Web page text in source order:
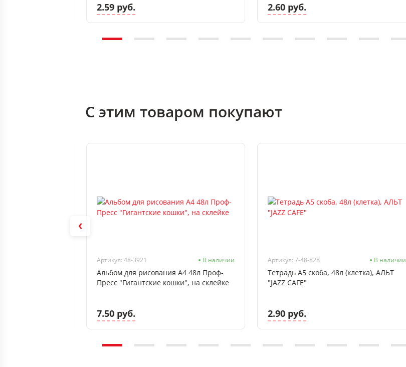
2.59 руб. 2.60 руб.
С этим товаром покупают
Артикул: 48-3921 В наличии
Альбом для рисования А4 48л Проф-
Пресс "Гигантские кошки", на склейке
7.50 руб.
Артикул: 7-48-828 В наличии
Тетрадь А5 скоба, 48л (клетка), АЛЬТ
"JAZZ CAFE"
2.90 руб.